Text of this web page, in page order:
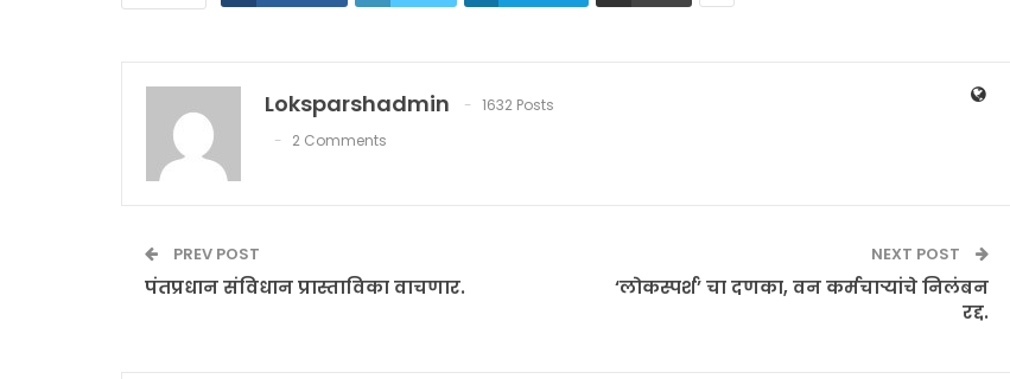
Loksparshadmin
1632 Posts
2 Comments
PREV POST
पंतप्रधान संविधान प्रास्ताविका वाचणार.
NEXT POST
‘लोकस्पर्श’ चा दणका, वन कर्मचाऱ्यांचे निलंबन
रद्द.